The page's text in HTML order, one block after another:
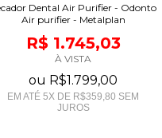
Dental Air Purifier - Odonto
Air purifier - Metalplan
R$ 1.745,03
À VISTA
ou R$1.799,00
EM ATÉ 5X DE R$359,80 SEM
JUROS